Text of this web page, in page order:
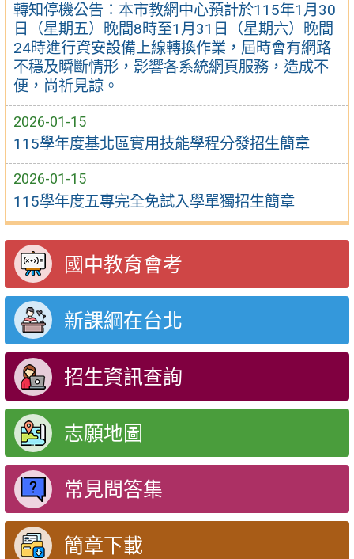
轉知停機公告：本市教網中心預計於115年1月30
日（星期五）晚間8時至1月31日（星期六）晚間
24時進行資安設備上線轉換作業，屆時會有網路
不穩及瞬斷情形，影響各系統網頁服務，造成不
便，尚祈見諒。
2026-01-15
115學年度基北區實用技能學程分發招生簡章
2026-01-15
115學年度五專完全免試入學單獨招生簡章
國中教育會考
新課綱在台北
招生資訊查詢
志願地圖
常見問答集
簡章下載